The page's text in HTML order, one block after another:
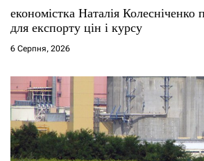
економістка Наталія Колесніченко
для експорту цін і курсу
6 Серпня, 2026